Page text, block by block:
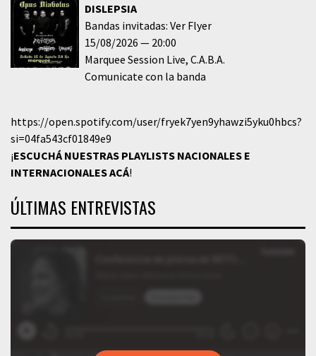
DISLEPSIA
Bandas invitadas: Ver Flyer
15/08/2026
20:00
Marquee Session Live C.A.B.A.
Comunicate con la banda
https://open.spotify.com/user/fryek7yen9yhawzi5yku0hbcs?
si=04fa543cf01849e9
¡ESCUCHÁ NUESTRAS PLAYLISTS NACIONALES E
INTERNACIONALESACÁ!
ÚLTIMAS ENTREVISTAS